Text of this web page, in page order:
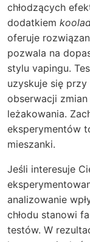
chłodzących
dodatkiem
oferuje
pozwala na
stylu vapingu.
uzyskuje się
obserwacji
leżakowania.
eksperymentów
mieszanki.
Jeśli interesuje
analizowanie
chłodu stanowi
testów. W